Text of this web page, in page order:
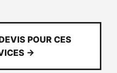
POUR CES
→